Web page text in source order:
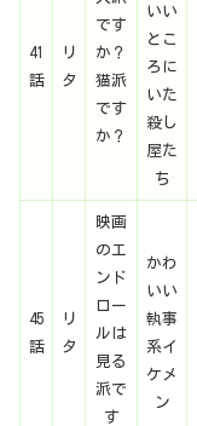
41
話
リ
タ
です
か？
猫派
です
か？
いい
とこ
ろに
いた
殺し
屋た
ち
45
話
リ
タ
映画
のエ
ンド
ロー
ルは
見る
派で
す
かわ
いい
執事
系イ
ケメ
ン